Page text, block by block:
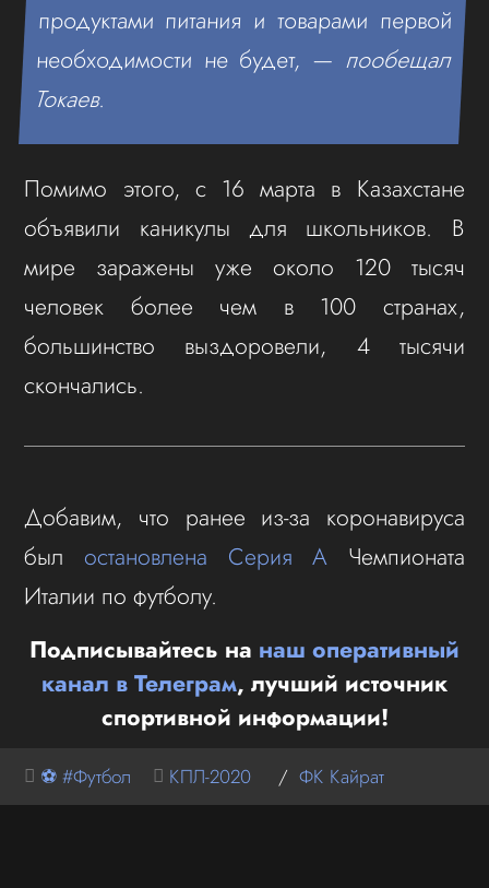
продуктами питания и товарами первой
необходимости не будет, —пообещал
Токаев.
Помимо этого, с 16 марта в Казахстане
объявили каникулы для школьников. В
мире заражены уже около 120 тысяч
человек более чем в 100 странах,
большинство выздоровели, 4 тысячи
скончались.
Добавим, что ранее из-за коронавируса
был остановлена Серия А Чемпионата
Италии по футболу.
Подписывайтесь на наш оперативный
канал в Телеграм, лучший источник
спортивной информации!
⚽ #Футбол КПЛ-2020 / ФК Кайрат